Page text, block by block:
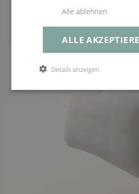
crema, 100% Polyester,
vorimprägniert
Farbe crema
Unsere geschulten Mitarbeiter werden alle
Passendes
ALLE
Alle ablehnen
Details anzeigen